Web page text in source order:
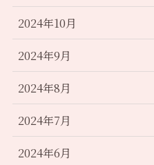
2024年10月
2024年9月
2024年8月
2024年7月
2024年6月